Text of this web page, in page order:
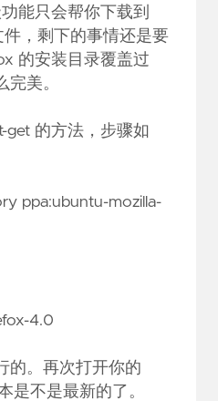
能只会帮你下载到
件，剩下的事情还是要
的安装目录覆盖过
完美。
get 的方法，步骤如
ppa:ubuntu-mozilla-
4.0
的。再次打开你的
是不是最新的了。